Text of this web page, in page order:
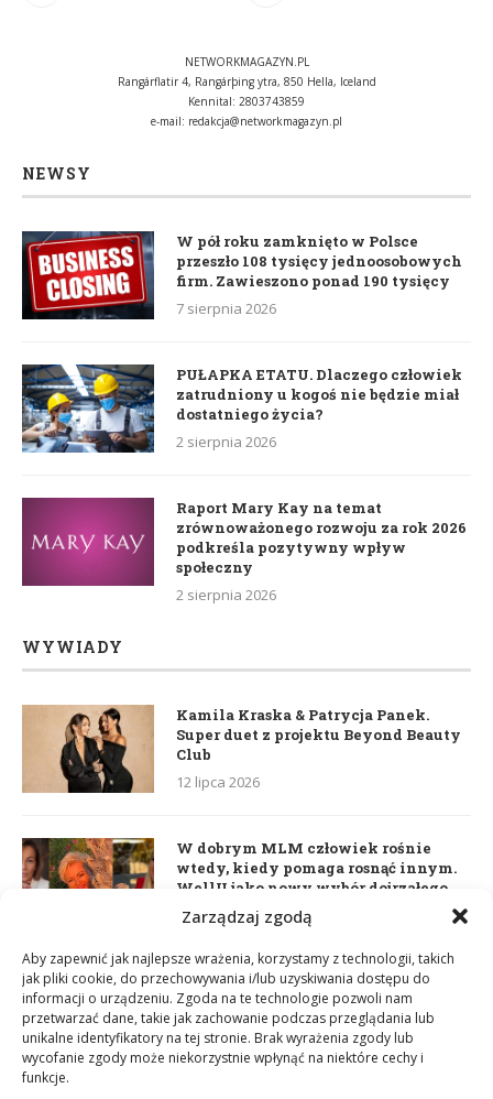
Zarządzaj zgodą
Aby zapewnić jak najlepsze wrażenia, korzystamy z technologii, takich
jak pliki cookie, do przechowywania i/lub uzyskiwania dostępu do
informacji o urządzeniu. Zgoda na te technologie pozwoli nam
przetwarzać dane, takie jak zachowanie podczas przeglądania lub
unikalne identyfikatory na tej stronie. Brak wyrażenia zgody lub
wycofanie zgody może niekorzystnie wpłynąć na niektóre cechy i
funkcje.
NETWORKMAGAZYN.PL
Rangárflatir 4, Rangárþing ytra, 850 Hella, Iceland
Kennital: 2803743859
e-mail: redakcja@networkmagazyn.pl
NEWSY
W pół roku zamknięto w Polsce
przeszło 108 tysięcy jednoosobowych
firm. Zawieszono ponad 190 tysięcy
7 sierpnia 2026
PUŁAPKA ETATU. Dlaczego człowiek
zatrudniony u kogoś nie będzie miał
dostatniego życia?
2 sierpnia 2026
Raport Mary Kay na temat
zrównoważonego rozwoju za rok 2026
podkreśla pozytywny wpływ
społeczny
2 sierpnia 2026
WYWIADY
Kamila Kraska & Patrycja Panek.
Super duet z projektu Beyond Beauty
Club
12 lipca 2026
W dobrym MLM człowiek rośnie
wtedy, kiedy pomaga rosnąć innym.
WellU jako nowy wybór dojrzałego
lidera
Daria Dudzik. Kocham Cię
17 kwietnia 2026